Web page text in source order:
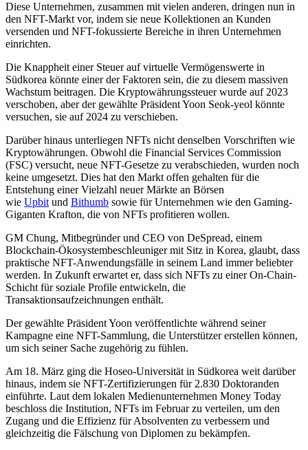
Diese Unternehmen, zusammen mit vielen anderen, dringen nun in
den NFT-Markt vor, indem sie neue Kollektionen an Kunden
versenden und NFT-fokussierte Bereiche in ihren Unternehmen
einrichten.
Die Knappheit einer Steuer auf virtuelle Vermögenswerte in
Südkorea könnte einer der Faktoren sein, die zu diesem massiven
Wachstum beitragen. Die Kryptowährungssteuer wurde auf 2023
verschoben, aber der gewählte Präsident Yoon Seok-yeol könnte
versuchen, sie auf 2024 zu verschieben.
Darüber hinaus unterliegen NFTs nicht denselben Vorschriften wie
Kryptowährungen. Obwohl die Financial Services Commission
(FSC) versucht, neue NFT-Gesetze zu verabschieden, wurden noch
keine umgesetzt. Dies hat den Markt offen gehalten für die
Entstehung einer Vielzahl neuer Märkte an Börsen
wie Upbit und Bithumb sowie für Unternehmen wie den Gaming-
Giganten Krafton, die von NFTs profitieren wollen.
GM Chung, Mitbegründer und CEO von DeSpread, einem
Blockchain-Ökosystembeschleuniger mit Sitz in Korea, glaubt, dass
praktische NFT-Anwendungsfälle in seinem Land immer beliebter
werden. In Zukunft erwartet er, dass sich NFTs zu einer On-Chain-
Schicht für soziale Profile entwickeln, die
Transaktionsaufzeichnungen enthält.
Der gewählte Präsident Yoon veröffentlichte während seiner
Kampagne eine NFT-Sammlung, die Unterstützer erstellen können,
um sich seiner Sache zugehörig zu fühlen.
Am 18. März ging die Hoseo-Universität in Südkorea weit darüber
hinaus, indem sie NFT-Zertifizierungen für 2.830 Doktoranden
einführte. Laut dem lokalen Medienunternehmen Money Today
beschloss die Institution, NFTs im Februar zu verteilen, um den
Zugang und die Effizienz für Absolventen zu verbessern und
gleichzeitig die Fälschung von Diplomen zu bekämpfen.